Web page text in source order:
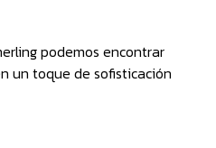
podemos encontrar
un toque de sofisticación